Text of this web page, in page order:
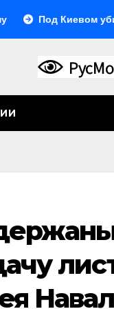
Под Киевом убиты